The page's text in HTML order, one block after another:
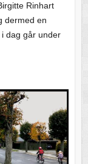
Rinhart
dermed en
dag går under